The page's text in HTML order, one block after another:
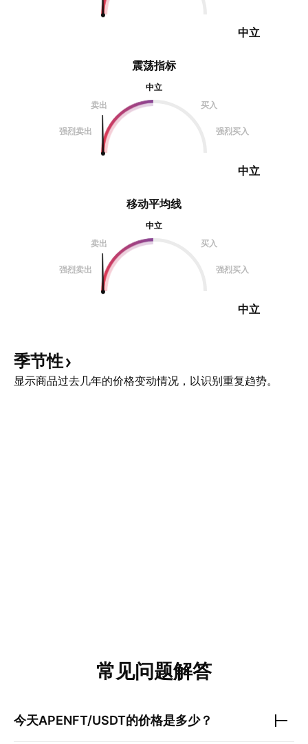
震荡指标
中立
卖出
买入
强烈卖出 强烈买入
中立
中立
移动平均线
中立
卖出
买入
强烈卖出 强烈买入
中立
季节性
显示商品过去几年的价格变动情况，以识别重复趋势。
常见问题解答
今天APENFT/USDT的价格是多少？